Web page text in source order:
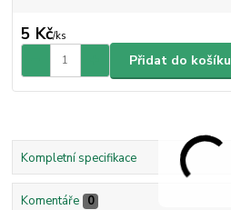
5 Kč/ks
Přidat do košíku
Kompletní specifikace
Komentáře 0